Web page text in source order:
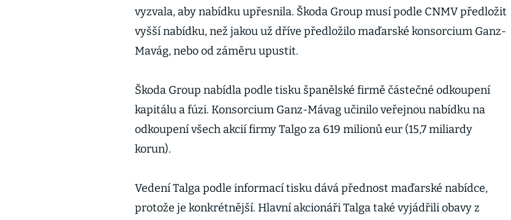
vyzvala, aby nabídku upřesnila. Škoda Group musí podle CNMV předložit
vyšší nabídku, než jakou už dříve předložilo maďarské konsorcium Ganz-
Mavág, nebo od záměru upustit.
Škoda Group nabídla podle tisku španělské firmě částečné odkoupení
kapitálu a fúzi. Konsorcium Ganz-Mávag učinilo veřejnou nabídku na
odkoupení všech akcií firmy Talgo za 619 milionů eur (15,7 miliardy
korun).
Vedení Talga podle informací tisku dává přednost maďarské nabídce,
protože je konkrétnější. Hlavní akcionáři Talga také vyjádřili obavy z